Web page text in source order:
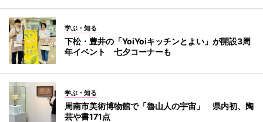
学ぶ・知る
下松・豊井の「YoiYoiキッチンとよい」が開設3周
年イベント 七夕コーナーも
学ぶ・知る
周南市美術博物館で「魯山人の宇宙」 県内初、陶
芸や書171点